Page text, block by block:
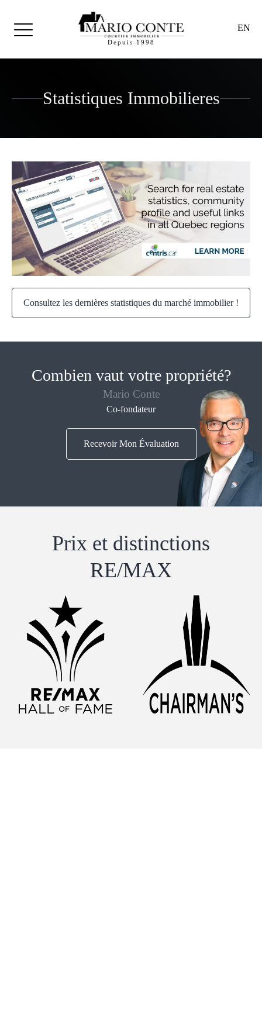
Depuis 1998
EN
Statistiques Immobilieres
Consultez les dernières statistiques du marché immobilier !
Combien vaut votre propriété?
Mario Conte
Co-fondateur
Recevoir Mon Évaluation
Prix ​​et distinctions
RE/MAX